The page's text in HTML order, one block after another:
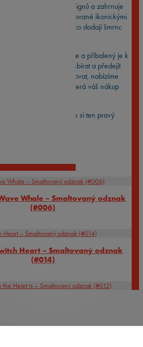
přes 800 unikátních designů a zahrnuje
odznaky inspirované ikonickými
umělecké kousky, co dodají šmrnc
na stylové kartičce a přibalený je k
kam můžete své piny sbírat a předejít
kteří hodlají odznak věnovat, nabízíme
dárkové krabičky, která váš nákup
kolekci a najděte si ten pravý
Whale – Smaltovaný odznak
(#006)
Heart – Smaltovaný odznak
(#014)